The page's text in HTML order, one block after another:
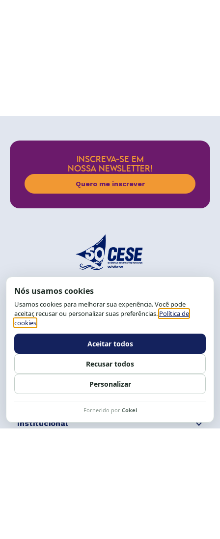
INSCREVA-SE EM
NOSSA NEWSLETTER!
Quero me inscrever
End.: R. da Graça, 150. Graça
CEP: 40.150-055
Salvador-BA, Brasil.
Tel.: (71) 2104-5457, Cel.: (71) 9 9239-2104 ou 2105
Expediente: 8h às 12h e 13 às 17h.
Siga nossas redes Fale conosco
Institucional